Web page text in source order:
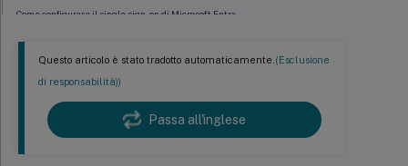
Questo articolo è stato tradotto automaticamente.(Esclusione
di responsabilità))
Passa all'inglese
Come configurare il single sign-on di Microsoft Entra
Piano di controllo e accesso Citrix
Risoluzione dei problemi